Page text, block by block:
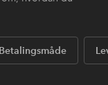
Betalingsmåde